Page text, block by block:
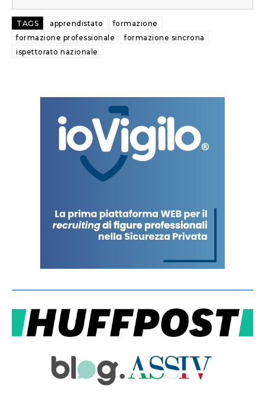
TAGS apprendistato
formazione
formazione professionale
formazione sincrona
ispettorato nazionale